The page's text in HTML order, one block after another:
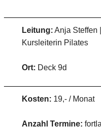
Leitung: Anja Steffen
Kursleiterin Pilates
Ort: Deck 9d
Kosten: 19,- / Monat
Anzahl Termine: